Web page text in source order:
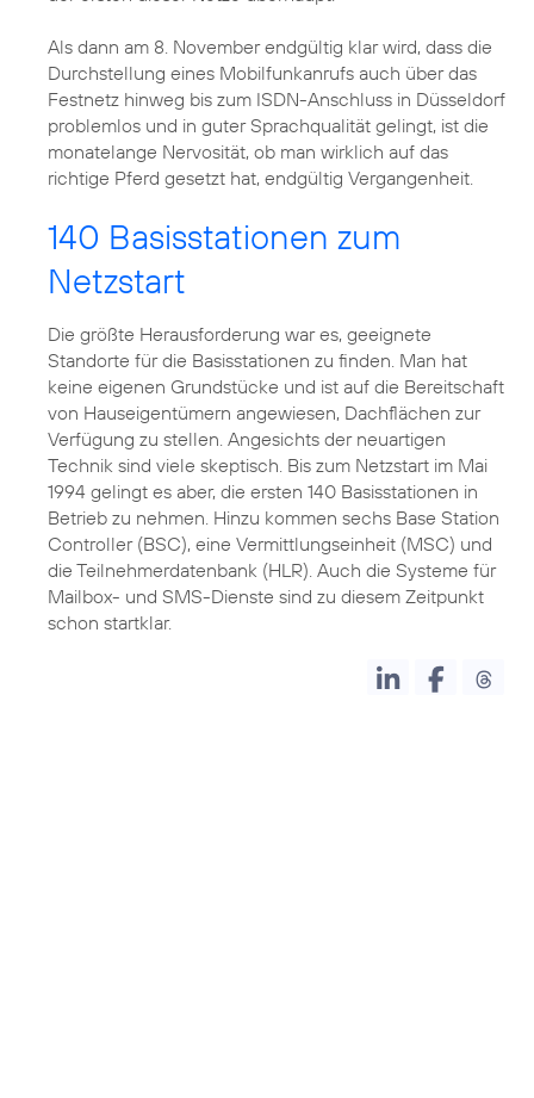
Als dann am 8. November endgültig klar wird, dass die
Durchstellung eines Mobilfunkanrufs auch über das
Festnetz hinweg bis zum ISDN-Anschluss in Düsseldorf
problemlos und in guter Sprachqualität gelingt, ist die
monatelange Nervosität, ob man wirklich auf das
richtige Pferd gesetzt hat, endgültig Vergangenheit.
140 Basisstationen zum
Netzstart
Die größte Herausforderung war es, geeignete
Standorte für die Basisstationen zu finden. Man hat
keine eigenen Grundstücke und ist auf die Bereitschaft
von Hauseigentümern angewiesen, Dachflächen zur
Verfügung zu stellen. Angesichts der neuartigen
Technik sind viele skeptisch. Bis zum Netzstart im Mai
1994 gelingt es aber, die ersten 140 Basisstationen in
Betrieb zu nehmen. Hinzu kommen sechs Base Station
Controller (BSC), eine Vermittlungseinheit (MSC) und
die Teilnehmerdatenbank (HLR). Auch die Systeme für
Mailbox- und SMS-Dienste sind zu diesem Zeitpunkt
schon startklar.